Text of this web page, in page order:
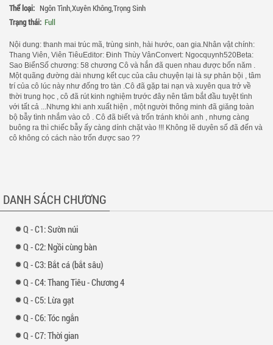
Thể loại: Ngôn Tình,Xuyên Không,Trọng Sinh
Trạng thái: Full
Nội dung: thanh mai trúc mã, trùng sinh, hài hước, oan gia.Nhân vật chính:
Thang Viên, Viên TiêuEditor: Đinh Thùy VânConvert: Ngocquynh520Beta:
Sao BiểnSố chương: 58 chương Cô và hắn đã quen nhau được bốn năm .
Một quãng đường dài nhưng kết cục của câu chuyện lại là sự phản bội , tâm
trí của cô lúc này như đống tro tàn .Cô đã gặp tai nạn và xuyên qua trở về
thời trung học , cô đã rút kinh nghiệm trước đây nên tâm bắt đầu tuyệt tình
với tất cả ...Nhưng khi anh xuất hiện , một người thông minh đã giăng toàn
bộ bẫy tình nhắm vào cô . Cô đã biết và trốn tránh khỏi anh , nhưng càng
buông ra thì chiếc bẫy ấy càng dính chặt vào !!! Không lẽ duyên số đã đến và
cô không có cách nào trốn được sao ??
DANH SÁCH CHƯƠNG
- 1: Sườn núi
- 2: Ngồi cùng bàn
- 3: Bắt cá (bắt sâu)
- 4: Thang Tiêu - Chương 4
- 5: Lừa gạt
- 6: Tóc ngắn
- 7: Thời gian